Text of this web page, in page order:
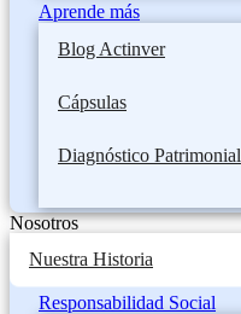
Aprende más
Blog Actinver
Cápsulas
Diagnóstico Patrimonial
Nosotros
Nuestra Historia
Responsabilidad Social